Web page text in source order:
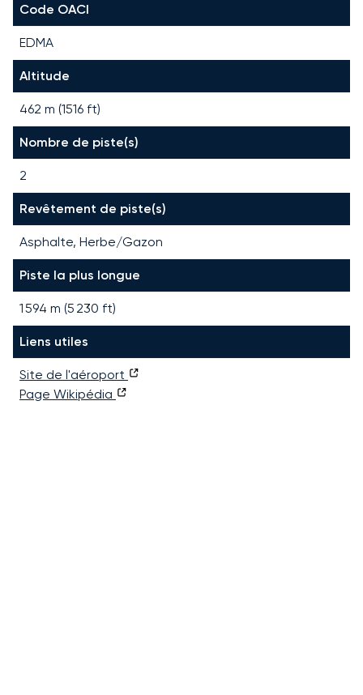
Code OACI
EDMA
Altitude
462 m (1516 ft)
Nombre de piste(s)
2
Revêtement de piste(s)
Asphalte, Herbe/Gazon
Piste la plus longue
1 594 m (5 230 ft)
Liens utiles
Site de l'aéroport
Page Wikipédia